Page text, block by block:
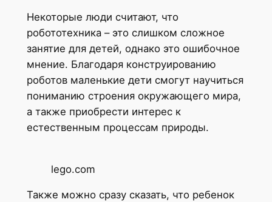
Некоторые люди считают, что
робототехника – это слишком сложное
занятие для детей, однако это ошибочное
мнение. Благодаря конструированию
роботов маленькие дети смогут научиться
пониманию строения окружающего мира,
а также приобрести интерес к
естественным процессам природы.
lego.com
Также можно сразу сказать, что ребенок